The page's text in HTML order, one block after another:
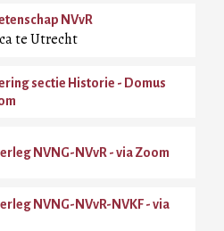
NVvR
te Utrecht
sectie Historie - Domus
NVNG-NVvR - via Zoom
NVNG-NVvR-NVKF - via